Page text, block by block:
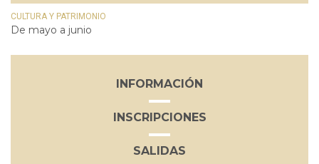
CULTURA Y PATRIMONIO
De mayo a junio
INFORMACIÓN
INSCRIPCIONES
SALIDAS